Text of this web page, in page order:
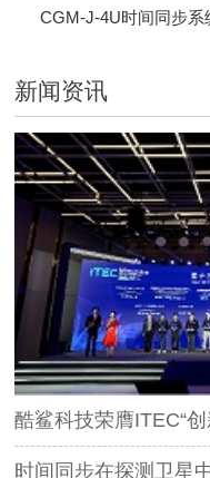
CGM-J-4U时间同步系
新闻资讯
酷鲨科技荣膺ITEC“创新 人才奖”
时间同步在探测卫星